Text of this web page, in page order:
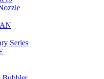
Series